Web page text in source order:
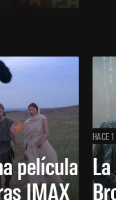
película
IMAX
HACE